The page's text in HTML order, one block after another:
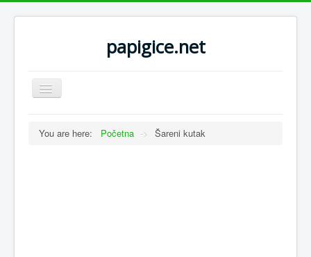
papigice.net
Toggle
Navigation
You are here: Početna -> Šareni kutak